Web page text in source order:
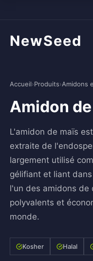
NewSeed
Accueil›Produits›Amidons
Amidon
L'amidon de maïs
extraite de
largement utilisé
gélifiant et liant
l'un des amidons de
polyvalents et
monde.
Kosher Halal